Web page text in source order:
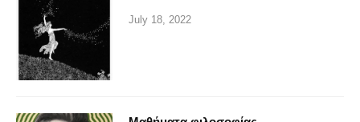
July 18, 2022